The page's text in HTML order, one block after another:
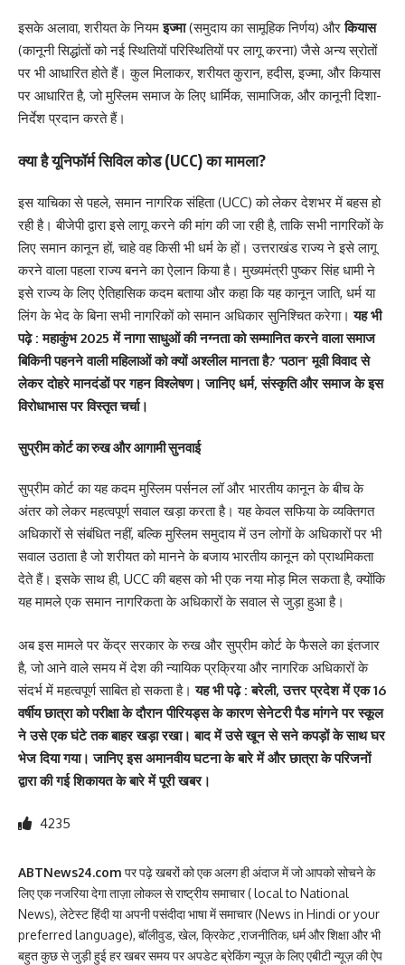
इसके अलावा, शरीयत के नियमइज्मा(समुदाय का सामूहिक निर्णय) औरकियास
(कानूनी सिद्धांतों को नई स्थितियों परिस्थितियों पर लागू करना) जैसे अन्य स्रोतों
पर भी आधारित होते हैं। कुल मिलाकर, शरीयत कुरान, हदीस, इज्मा, और कियास
पर आधारित है, जो मुस्लिम समाज के लिए धार्मिक, सामाजिक, और कानूनी दिशा-
निर्देश प्रदान करते हैं।
क्या है यूनिफॉर्म सिविल कोड (UCC) का मामला?
इस याचिका से पहले, समान नागरिक संहिता (UCC) को लेकर देशभर में बहस हो
रही है। बीजेपी द्वारा इसे लागू करने की मांग की जा रही है, ताकि सभी नागरिकों के
लिए समान कानून हों, चाहे वह किसी भी धर्म के हों। उत्तराखंड राज्य ने इसे लागू
करने वाला पहला राज्य बनने का ऐलान किया है। मुख्यमंत्री पुष्कर सिंह धामी ने
इसे राज्य के लिए ऐतिहासिक कदम बताया और कहा कि यह कानून जाति, धर्म या
लिंग के भेद के बिना सभी नागरिकों को समान अधिकार सुनिश्चित करेगा।यह भी
पढ़े :महाकुंभ 2025 में नागा साधुओं की नग्नता को सम्मानित करने वाला समाज
बिकिनी पहनने वाली महिलाओं को क्यों अश्लील मानता है? ‘पठान’ मूवी विवाद से
लेकर दोहरे मानदंडों पर गहन विश्लेषण। जानिए धर्म, संस्कृति और समाज के इस
विरोधाभास पर विस्तृत चर्चा।
सुप्रीम कोर्ट का रुख और आगामी सुनवाई
सुप्रीम कोर्ट का यह कदम मुस्लिम पर्सनल लॉ और भारतीय कानून के बीच के
अंतर को लेकर महत्वपूर्ण सवाल खड़ा करता है। यह केवल सफिया के व्यक्तिगत
अधिकारों से संबंधित नहीं, बल्कि मुस्लिम समुदाय में उन लोगों के अधिकारों पर भी
सवाल उठाता है जो शरीयत को मानने के बजाय भारतीय कानून को प्राथमिकता
देते हैं। इसके साथ ही, UCC की बहस को भी एक नया मोड़ मिल सकता है, क्योंकि
यह मामले एक समान नागरिकता के अधिकारों के सवाल से जुड़ा हुआ है।
अब इस मामले पर केंद्र सरकार के रुख और सुप्रीम कोर्ट के फैसले का इंतजार
है, जो आने वाले समय में देश की न्यायिक प्रक्रिया और नागरिक अधिकारों के
संदर्भ में महत्वपूर्ण साबित हो सकता है।यह भी पढ़े :बरेली, उत्तर प्रदेश में एक 16
वर्षीय छात्रा को परीक्षा के दौरान पीरियड्स के कारण सेनेटरी पैड मांगने पर स्कूल
ने उसे एक घंटे तक बाहर खड़ा रखा। बाद में उसे खून से सने कपड़ों के साथ घर
भेज दिया गया। जानिए इस अमानवीय घटना के बारे में और छात्रा के परिजनों
द्वारा की गई शिकायत के बारे में पूरी खबर।
4235
ABTNews24.com पर पढ़े खबरों को एक अलग ही अंदाज में जो आपको सोचने के
लिए एक नजरिया देगा ताज़ा लोकल से राष्ट्रीय समाचार ( local to National
News), लेटेस्ट हिंदी या अपनी पसंदीदा भाषा में समाचार (News in Hindi or your
preferred language), बॉलीवुड, खेल, क्रिकेट ,राजनीतिक, धर्म और शिक्षा और भी
बहुत कुछ से जुड़ी हुई हर खबर समय पर अपडेट ब्रेकिंग न्यूज़ के लिए एबीटी न्यूज़ की ऐप